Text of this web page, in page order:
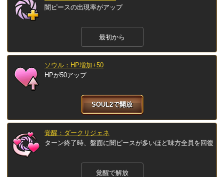
闇ピースの出現率がアップ
最初から
ソウル：HP増加+50
HPが50アップ
SOUL2で開放
覚醒：ダークリジェネ
ターン終了時、盤面に闇ピースが多いほど味方全員を回復
覚醒で解放